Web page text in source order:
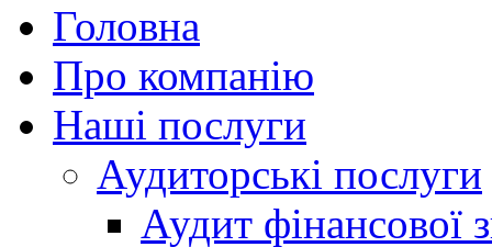
Головна
Про компанію
Наші послуги
Аудиторські послуги
Аудит фінансової